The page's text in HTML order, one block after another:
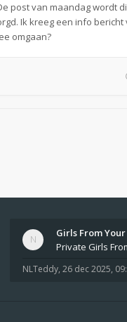
post van maandag wordt
Ik kreeg een info bericht
omgaan?
NLTeddy, 26 dec 2025,